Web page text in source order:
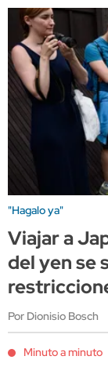
"Hagalo ya"
Viajar a
del yen se
Por Dionisio Bosch
Minuto a minuto